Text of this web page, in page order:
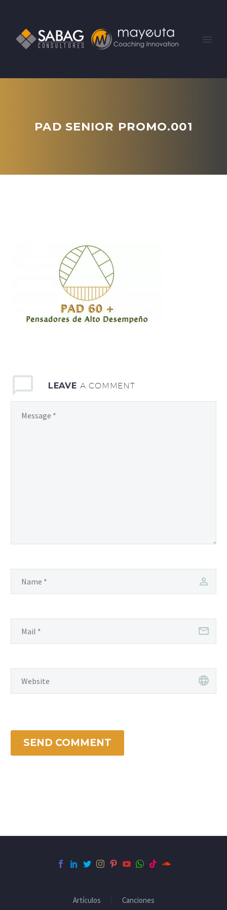
PAD SENIOR PROMO.001
LEAVE A COMMENT
SEND COMMENT
Artículos Canciones